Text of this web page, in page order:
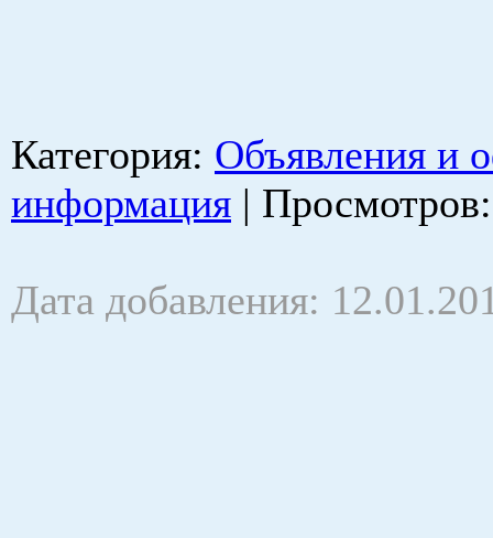
Категория: Объявления и
информация | Просмотров
Дата добавления: